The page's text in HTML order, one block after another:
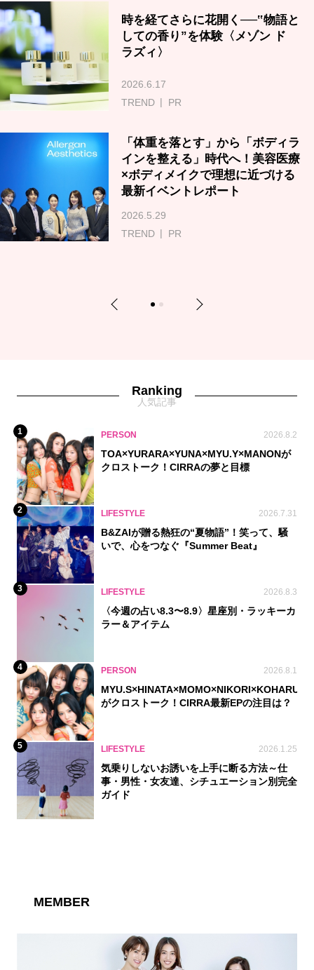
時を経てさらに花開く──‟物語と
しての香り”を体験〈メゾン ド
ラズィ〉
2026.6.17
TREND
PR
「体重を落とす」から「ボディラ
インを整える」時代へ！美容医療
×ボディメイクで理想に近づける
最新イベントレポート
2026.5.29
TREND
PR
Previous 1 2 Next
Ranking
人気記事
1 PERSON 2026.8.2
TOA×YURARA×YUNA×MYU.Y×MANONが
クロストーク！CIRRAの夢と目標
2 LIFESTYLE 2026.7.31
B&ZAIが贈る熱狂の“夏物語”！笑って、騒
いで、心をつなぐ『Summer Beat』
3 LIFESTYLE 2026.8.3
〈今週の占い8.3〜8.9〉星座別・ラッキーカ
ラー＆アイテム
4 PERSON 2026.8.1
MYU.S×HINATA×MOMO×NIKORI×KOHARU
がクロストーク！CIRRA最新EPの注目は？
5 LIFESTYLE 2026.1.25
気乗りしないお誘いを上手に断る方法～仕
事・男性・女友達、シチュエーション別完全
ガイド
MEMBER